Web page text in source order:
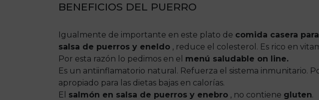
BENEFICIOS DEL PUERRO
Igualmente de importante en este plato de comida casera
salsa de puerros y eneldo , reduce el colesterol. Es rico en
Por esta razón lo pedimos en el menú saludable on line.
Es un antiinflamatorio natural. Refuerza el sistema inmunitario.
apropiado para las dietas bajas en calorías.
El salmón en salsa de puerros y enebro , no contiene gluten.